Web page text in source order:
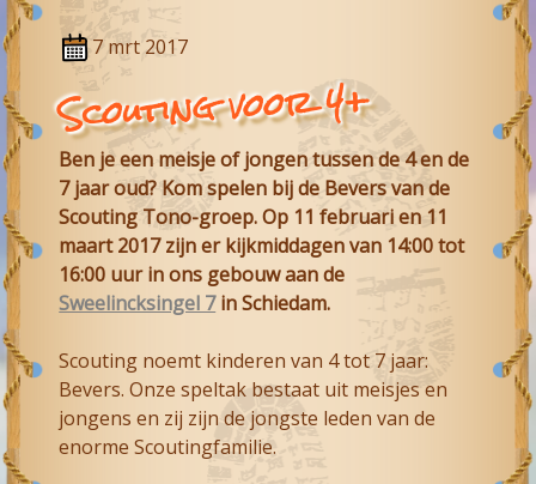
7 mrt 2017
Scouting voor 4+
Ben je een meisje of jongen tussen de 4 en de
7 jaar oud? Kom spelen bij de Bevers van de
Scouting Tono-groep. Op 11 februari en 11
maart 2017 zijn er kijkmiddagen van 14:00 tot
16:00 uur in ons gebouw aan de
Sweelincksingel 7in Schiedam.
Scouting noemt kinderen van 4 tot 7 jaar:
Bevers. Onze speltak bestaat uit meisjes en
jongens en zij zijn de jongste leden van de
enorme Scoutingfamilie.